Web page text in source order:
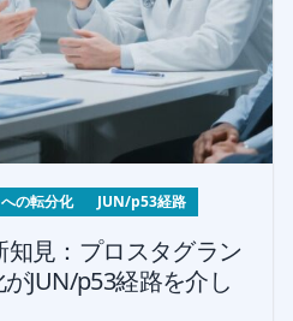
の転分化 JUN/p53経路
見：プロスタグラン
JUN/p53経路を介し